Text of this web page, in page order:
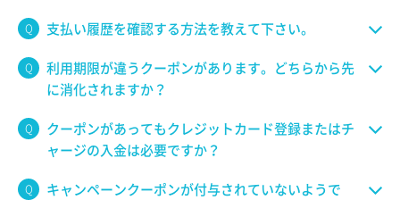
支払い履歴を確認する方法を教えて下さい。
利用期限が違うクーポンがあります。どちらから先
に消化されますか？
クーポンがあってもクレジットカード登録またはチ
ャージの入金は必要ですか？
キャンペーンクーポンが付与されていないようで